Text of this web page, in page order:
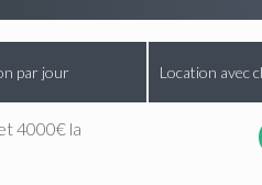
par jour Location avec
4000€ la